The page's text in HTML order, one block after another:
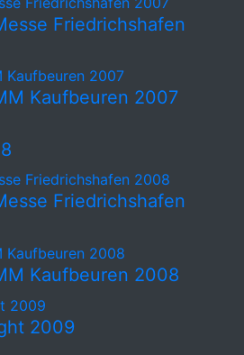
Friedrichshafen
Kaufbeuren 2007
Friedrichshafen
Kaufbeuren 2008
2009